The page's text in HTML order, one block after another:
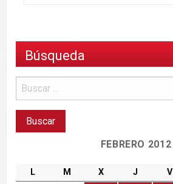
Búsqueda
FEBRERO 2012
L M X J V